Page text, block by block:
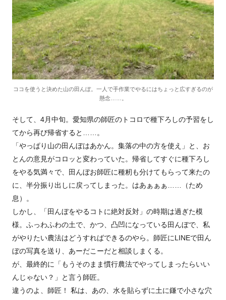
ココを使うと決めた山の田んぼ。一人で手作業でやるにはちょっと広すぎるのが
懸念……。
そして、4月中旬。愛知県の師匠のトコロで種下ろしの予習をし
てから再び帰省すると……。
「やっぱり山の田んぼはあかん。集落の中の方を使え」と、お
とんの意見がコロッと変わっていた。帰省してすぐに種下ろし
をやる気満々で、田んぼお師匠に種籾も分けてもらって来たの
に、半分振り出しに戻ってしまった。はあぁぁぁ……（ため
息）。
しかし、「田んぼをやるコトに絶対反対」の時期は過ぎた模
様。ふっわふわの土で、かつ、凸凹になっている田んぼで、私
がやりたい農法はどうすればできるのやら。師匠にLINEで田ん
ぼの写真を送り、あーだこーだと相談しまくる。
が、最終的に「もうそのまま慣行農法でやってしまったらいい
んじゃない？」と言う師匠。
違うのよ、師匠！ 私は、あの、水を貼らずに土に鎌で小さな穴